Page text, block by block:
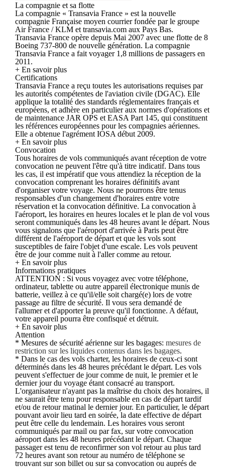
La compagnie et sa flotte
La compagnie « Transavia France » est la nouvelle
compagnie Française moyen courrier fondée par le groupe
Air France / KLM et transavia.com aux Pays Bas.
Transavia France opère depuis Mai 2007 avec une flotte de 8
Boeing 737-800 de nouvelle génération. La compagnie
Transavia France a fait voyager 1,8 millions de passagers en
2011.
+ En savoir plus
Certifications
Transavia France a reçu toutes les autorisations requises par
les autorités compétentes de l'aviation civile (DGAC). Elle
applique la totalité des standards réglementaires français et
européens, et adhère en particulier aux normes d'opérations et
de maintenance JAR OPS et EASA Part 145, qui constituent
les références européennes pour les compagnies aériennes.
Elle a obtenue l'agrément IOSA début 2009.
+ En savoir plus
Convocation
Tous horaires de vols communiqués avant réception de votre
convocation ne peuvent l'être qu'à titre indicatif. Dans tous
les cas, il est impératif que vous attendiez la réception de la
convocation comprenant les horaires définitifs avant
d'organiser votre voyage. Nous ne pourrons être tenus
responsables d'un changement d'horaires entre votre
réservation et la convocation définitive. La convocation à
l'aéroport, les horaires en heures locales et le plan de vol vous
seront communiqués dans les 48 heures avant le départ. Nous
vous signalons que l'aéroport d'arrivée à Paris peut être
différent de l'aéroport de départ et que les vols sont
susceptibles de faire l'objet d'une escale. Les vols peuvent
être de jour comme nuit à l'aller comme au retour.
+ En savoir plus
Informations pratiques
ATTENTION : Si vous voyagez avec votre téléphone,
ordinateur, tablette ou autre appareil électronique munis de
batterie, veillez à ce qu'il/elle soit chargé(e) lors de votre
passage au filtre de sécurité. Il vous sera demandé de
l'allumer et d'apporter la preuve qu'il fonctionne. A défaut,
votre appareil pourra être confisqué et détruit.
+ En savoir plus
Attention
* Mesures de sécurité aérienne sur les bagages: mesures de
restriction sur les liquides contenus dans les bagages.
* Dans le cas des vols charter, les horaires de ceux-ci sont
déterminés dans les 48 heures précédant le départ. Les vols
peuvent s'effectuer de jour comme de nuit, le premier et le
dernier jour du voyage étant consacré au transport.
L'organisateur n'ayant pas la maîtrise du choix des horaires, il
ne saurait être tenu pour responsable en cas de départ tardif
et/ou de retour matinal le dernier jour. En particulier, le départ
pouvant avoir lieu tard en soirée, la date effective de départ
peut être celle du lendemain. Les horaires vous seront
communiqués par mail ou par fax, sur votre convocation
aéroport dans les 48 heures précédant le départ. Chaque
passager est tenu de reconfirmer son vol retour au plus tard
72 heures avant son retour au numéro de téléphone se
trouvant sur son billet ou sur sa convocation ou auprés de